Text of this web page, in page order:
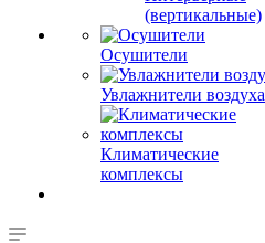
(вертикальные)
Осушители
Увлажнители воздуха
Климатические
комплексы